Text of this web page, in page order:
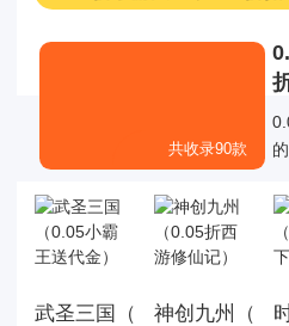
共收录90款
武圣三国（0.05小霸王送代
神创九州（